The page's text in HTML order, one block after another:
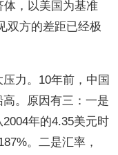
体，以美国为基准
双方的差距已经极
力。10年前，中国
。原因有三：一是
年的4.35美元时
。二是汇率，